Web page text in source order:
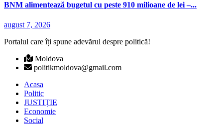
BNM alimentează bugetul cu peste 910 milioane de lei –...
august 7, 2026
Portalul care îți spune adevărul despre politică!
Moldova
politikmoldova@gmail.com
Acasa
Politic
JUSTIȚIE
Economie
Social